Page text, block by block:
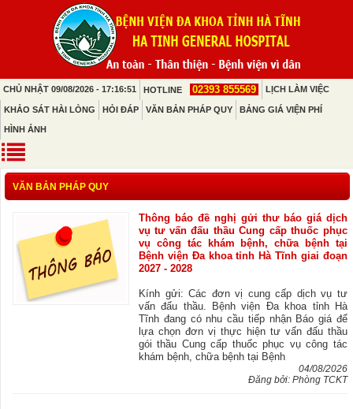
CHỦ NHẬT 09/08/2026 - 17:16:51 HOTLINE 02393 855569 LỊCH LÀM VIỆC
KHẢO SÁT HÀI LÒNG HỎI ĐÁP VĂN BẢN PHÁP QUY BẢNG GIÁ VIỆN PHÍ
HÌNH ẢNH
VĂN BẢN PHÁP QUY
Thông báo đề nghị gửi thư báo giá dịch
vụ tư vấn đấu thầu Cung cấp thuốc phục
vụ công tác khám bệnh, chữa bệnh tại
Bệnh viện Đa khoa tỉnh Hà Tĩnh giai đoạn
2027 - 2028
Kính gửi: Các đơn vị cung cấp dịch vụ tư
vấn đấu thầu. Bệnh viện Đa khoa tỉnh Hà
Tĩnh đang có nhu cầu tiếp nhận Báo giá để
lựa chọn đơn vị thực hiện tư vấn đấu thầu
gói thầu Cung cấp thuốc phục vụ công tác
khám bệnh, chữa bệnh tại Bệnh
04/08/2026
Đăng bởi: Phòng TCKT